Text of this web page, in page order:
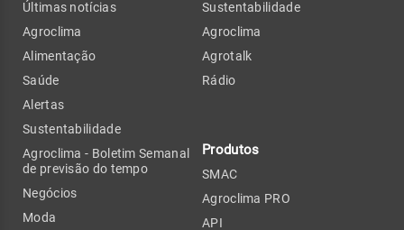
Últimas notícias
Agroclima
Alimentação
Saúde
Alertas
Sustentabilidade
Agroclima - Boletim Semanal
de previsão do tempo
Negócios
Moda
Sustentabilidade
Agroclima
Agrotalk
Rádio
Produtos
SMAC
Agroclima PRO
API